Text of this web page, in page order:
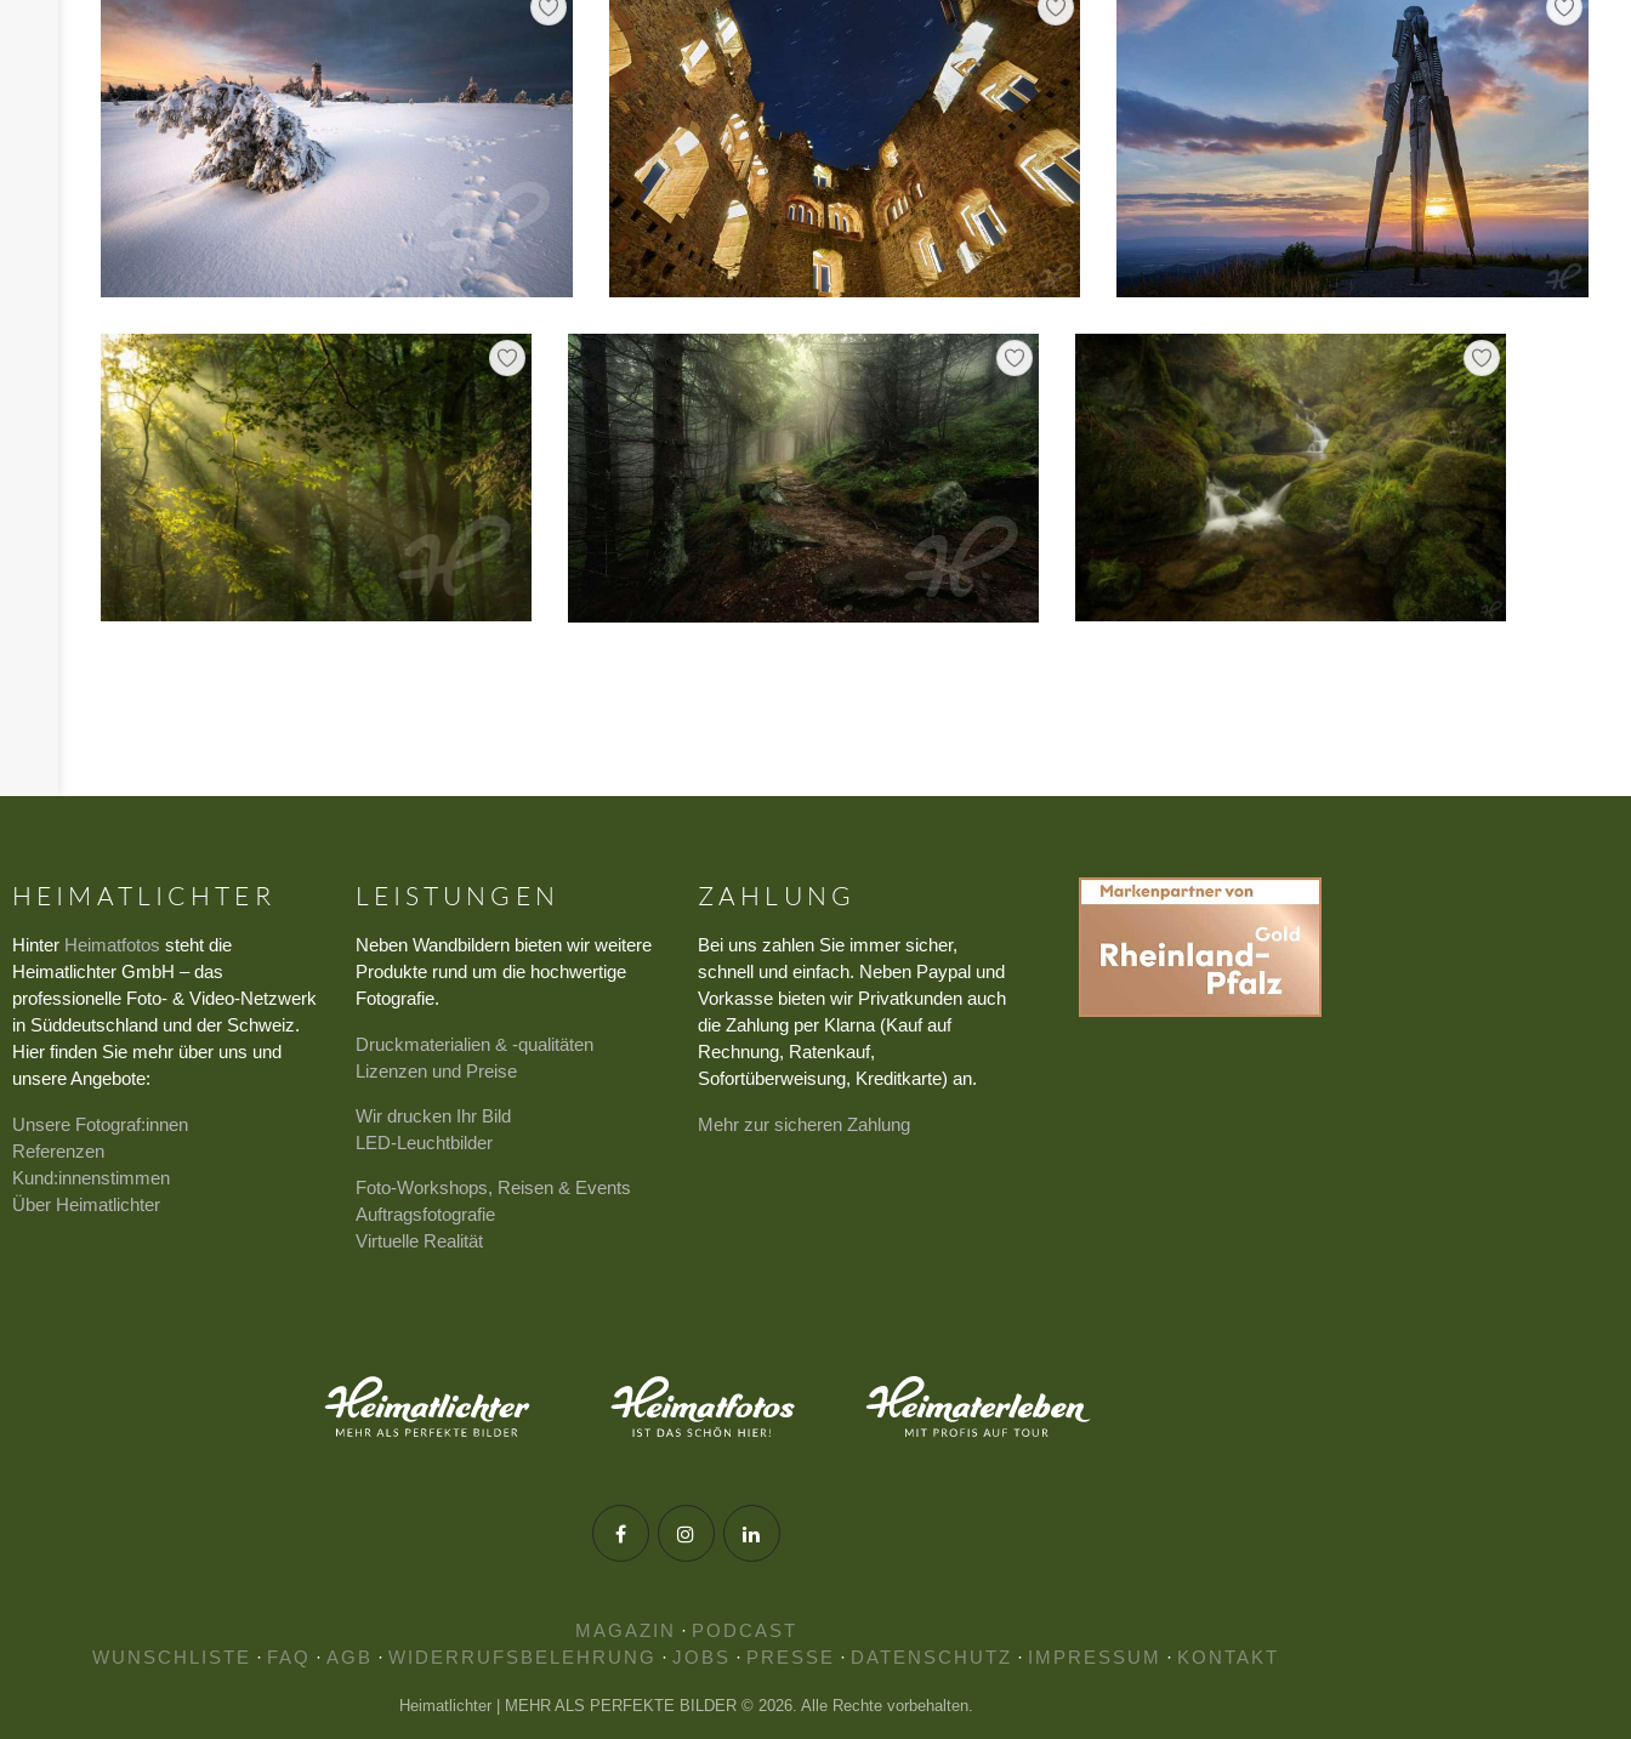
HEIMATLICHTER
Hinter Heimatfotos steht die
Heimatlichter GmbH – das
professionelle Foto- & Video-Netzwerk
in Süddeutschland und der Schweiz.
Hier finden Sie mehr über uns und
unsere Angebote:
Unsere Fotograf:innen
Referenzen
Kund:innenstimmen
Über Heimatlichter
LEISTUNGEN
Neben Wandbildern bieten wir weitere
Produkte rund um die hochwertige
Fotografie.
Druckmaterialien & -qualitäten
Lizenzen und Preise
Wir drucken Ihr Bild
LED-Leuchtbilder
Foto-Workshops, Reisen & Events
Auftragsfotografie
Virtuelle Realität
ZAHLUNG
Bei uns zahlen Sie immer sicher,
schnell und einfach. Neben Paypal und
Vorkasse bieten wir Privatkunden auch
die Zahlung per Klarna (Kauf auf
Rechnung, Ratenkauf,
Sofortüberweisung, Kreditkarte) an.
Mehr zur sicheren Zahlung
MAGAZIN · PODCAST
WUNSCHLISTE · FAQ · AGB · WIDERRUFSBELEHRUNG · JOBS · PRESSE · DATENSCHUTZ · IMPRESSUM · KONTAKT
Heimatlichter | MEHR ALS PERFEKTE BILDER © 2026. Alle Rechte vorbehalten.